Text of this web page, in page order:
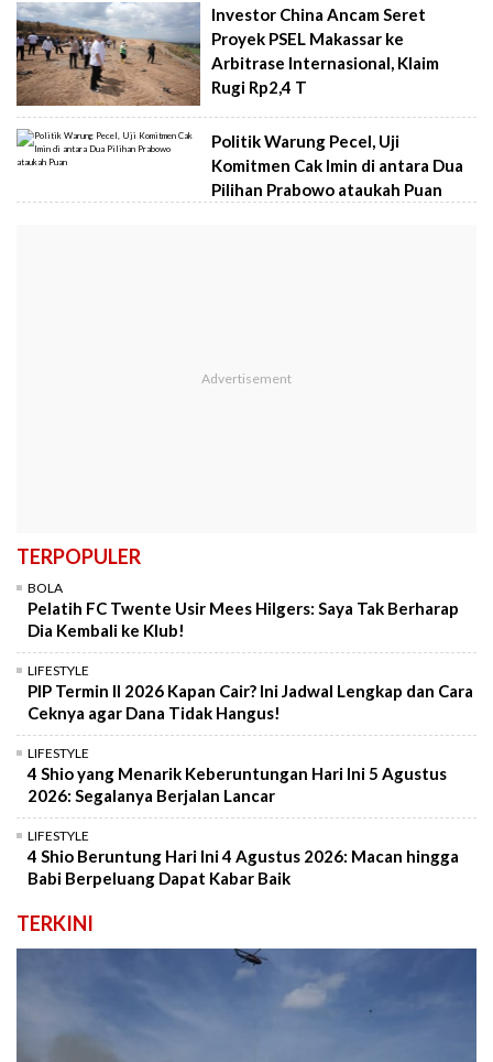
Investor China Ancam Seret
Proyek PSEL Makassar ke
Arbitrase Internasional, Klaim
Rugi Rp2,4 T
Politik Warung Pecel, Uji
Komitmen Cak Imin di antara Dua
Pilihan Prabowo ataukah Puan
TERPOPULER
BOLA
Pelatih FC Twente Usir Mees Hilgers: Saya Tak Berharap
Dia Kembali ke Klub!
LIFESTYLE
PIP Termin II 2026 Kapan Cair? Ini Jadwal Lengkap dan Cara
Ceknya agar Dana Tidak Hangus!
LIFESTYLE
4 Shio yang Menarik Keberuntungan Hari Ini 5 Agustus
2026: Segalanya Berjalan Lancar
LIFESTYLE
4 Shio Beruntung Hari Ini 4 Agustus 2026: Macan hingga
Babi Berpeluang Dapat Kabar Baik
TERKINI